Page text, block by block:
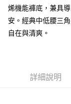
AFTEE先享後付是「
便利好安心！
１．簡單：不需註冊
２．便利：只要手機
１．於結帳方式選擇
結帳頁面，進行簡訊
ATM付款
運送方式
付款後全家取貨
烯機能褲底，兼具
安。經典中低腰三
自在與清爽。
詳細說明